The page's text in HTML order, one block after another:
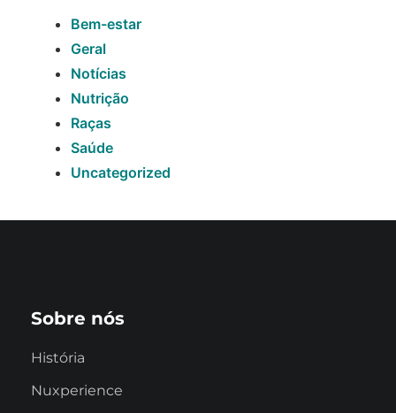
Bem-estar
Geral
Notícias
Nutrição
Raças
Saúde
Uncategorized
Sobre nós
História
Nuxperience